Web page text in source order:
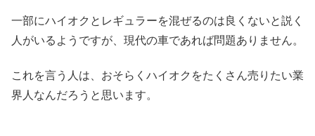
一部にハイオクとレギュラーを混ぜるのは良くないと説く
人がいるようですが、現代の車であれば問題ありません。
これを言う人は、おそらくハイオクをたくさん売りたい業
界人なんだろうと思います。